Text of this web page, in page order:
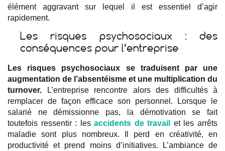
élément aggravant sur lequel il est essentiel d’agir
rapidement.
Les risques psychosociaux : des
conséquences pour l’entreprise
Les risques psychosociaux se traduisent par une
augmentation de l’absentéisme et une multiplication du
turnover. L’entreprise rencontre alors des difficultés à
remplacer de façon efficace son personnel. Lorsque le
salarié ne démissionne pas, la démotivation se fait
toutefois ressentir : lesaccidents de travail
et les arrêts
maladie sont plus nombreux. Il perd en créativité, en
productivité et prend moins d’initiatives. L’ambiance de